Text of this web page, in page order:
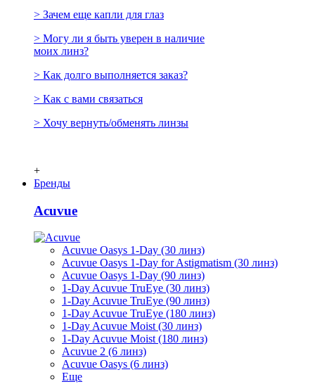
> Зачем еще капли для глаз
> Могу ли я быть уверен в наличие
моих линз?
> Как долго выполняется заказ?
> Как с вами связаться
> Хочу вернуть/обменять линзы
+
Бренды
Acuvue
Acuvue Oasys 1-Day (30 линз)
Acuvue Oasys 1-Day for Astigmatism (30 линз)
Acuvue Oasys 1-Day (90 линз)
1-Day Acuvue TruEye (30 линз)
1-Day Acuvue TruEye (90 линз)
1-Day Acuvue TruEye (180 линз)
1-Day Acuvue Moist (30 линз)
1-Day Acuvue Moist (180 линз)
Acuvue 2 (6 линз)
Acuvue Oasys (6 линз)
Еще